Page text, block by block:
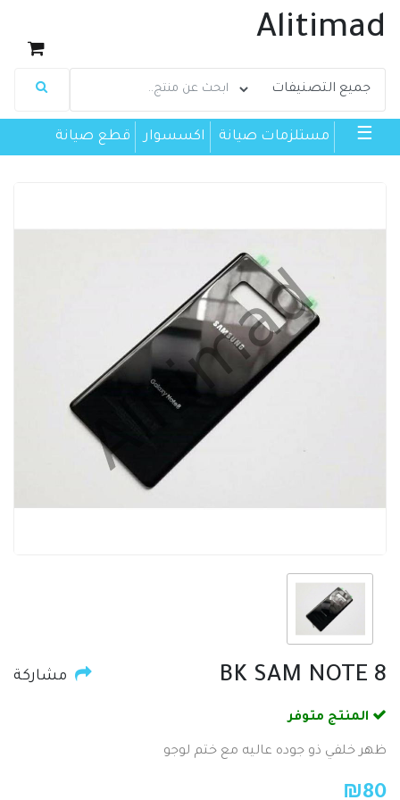
Alitimad
☰ مستلزمات صيانة اكسسوار قطع صيانة
BK SAM NOTE 8 مشاركة
المنتج متوفر
ظهر خلفي ذو جوده عاليه مع ختم لوجو
₪80